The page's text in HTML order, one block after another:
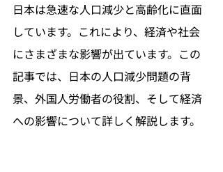
日本は急速な人口減少と高齢化に直面
しています。これにより、経済や社会
にさまざまな影響が出ています。この
記事では、日本の人口減少問題の背
景、外国人労働者の役割、そして経済
への影響について詳しく解説します。